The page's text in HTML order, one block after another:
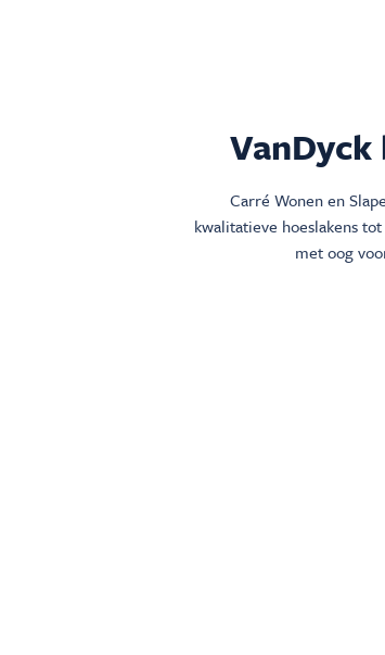
Carré Wonen en
kwalitatieve hoeslakens
met oog